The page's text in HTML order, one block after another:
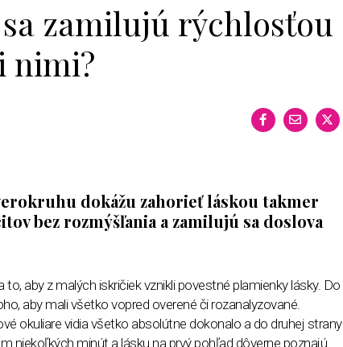
zamilujú rýchlosťou
nimi?
dokážu zahorieť láskou takmer
bez rozmýšľania a zamilujú sa doslova
aby z malých iskričiek vznikli povestné plamienky lásky. Do
aby mali všetko vopred overené či rozanalyzované.
okuliare vidia všetko absolútne dokonalo a do druhej strany
niekoľkých minút a lásku na prvý pohľad dôverne poznajú.